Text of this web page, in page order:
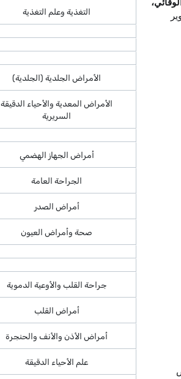
التغذية وعلم التغذية
الأمراض الجلدية (الجلدية)
الأمراض المعدية والأحياء الدقيقة
السريرية
أمراض الجهاز الهضمي
الجراحة العامة
أمراض الصدر
صحة وأمراض العيون
جراحة القلب والأوعية الدموية
أمراض القلب
أمراض الأذن والأنف والحنجرة
علم الأحياء الدقيقة